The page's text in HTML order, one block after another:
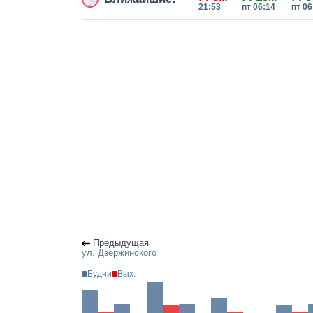
21:53 пт 06:14 пт
Предыдущая
ул. Дзержинского
Будни Вых.